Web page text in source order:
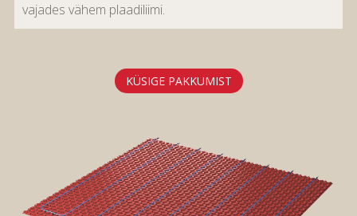
vajades vähem plaadiliimi.
KÜSIGE PAKKUMIST